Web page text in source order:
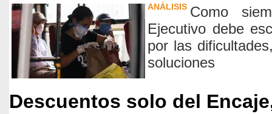
ANÁLISIS Como
Ejecutivo debe
por las
soluciones
Descuentos solo del